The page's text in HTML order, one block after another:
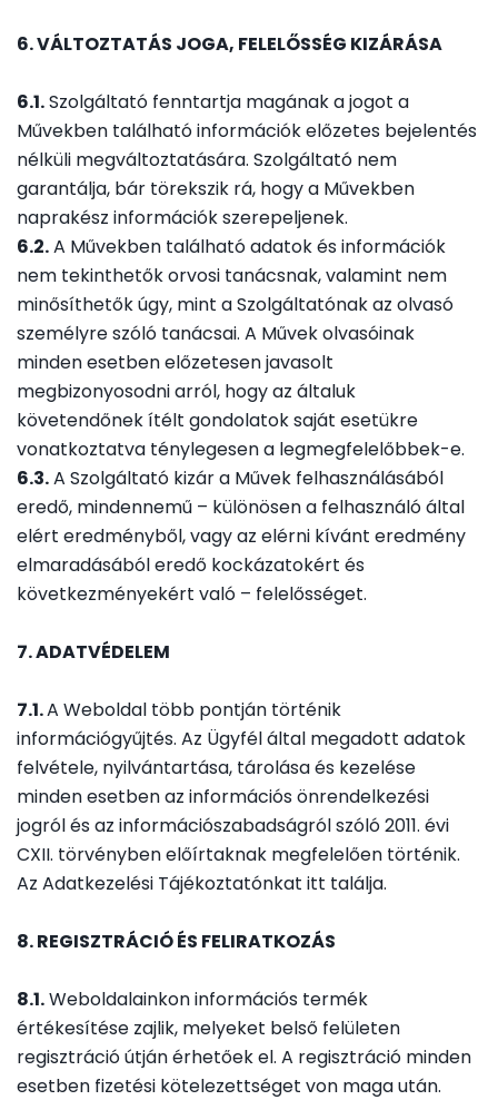
6. VÁLTOZTATÁS JOGA, FELELŐSSÉG KIZÁRÁSA
6.1.Szolgáltató fenntartja magának a jogot a
Művekben található információk előzetes bejelentés
nélküli megváltoztatására. Szolgáltató nem
garantálja, bár törekszik rá, hogy a Művekben
naprakész információk szerepeljenek.
6.2.A Művekben található adatok és információk
nem tekinthetők orvosi tanácsnak, valamint nem
minősíthetők úgy, mint a Szolgáltatónak az olvasó
személyre szóló tanácsai. A Művek olvasóinak
minden esetben előzetesen javasolt
megbizonyosodni arról, hogy az általuk
követendőnek ítélt gondolatok saját esetükre
vonatkoztatva ténylegesen a legmegfelelőbbek-e.
6.3.A Szolgáltató kizár a Művek felhasználásából
eredő, mindennemű – különösen a felhasználó által
elért eredményből, vagy az elérni kívánt eredmény
elmaradásából eredő kockázatokért és
következményekért való – felelősséget.
7. ADATVÉDELEM
7.1.A Weboldal több pontján történik
információgyűjtés. Az Ügyfél által megadott adatok
felvétele, nyilvántartása, tárolása és kezelése
minden esetben az információs önrendelkezési
jogról és az információszabadságról szóló 2011. évi
CXII. törvényben előírtaknak megfelelően történik.
Az Adatkezelési Tájékoztatónkat itt találja.
8. REGISZTRÁCIÓ ÉS FELIRATKOZÁS
8.1.Weboldalainkon információs termék
értékesítése zajlik, melyeket belső felületen
regisztráció útján érhetőek el. A regisztráció minden
esetben fizetési kötelezettséget von maga után.